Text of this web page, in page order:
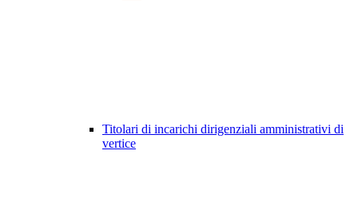
Titolari di incarichi dirigenziali amministrativi di
vertice